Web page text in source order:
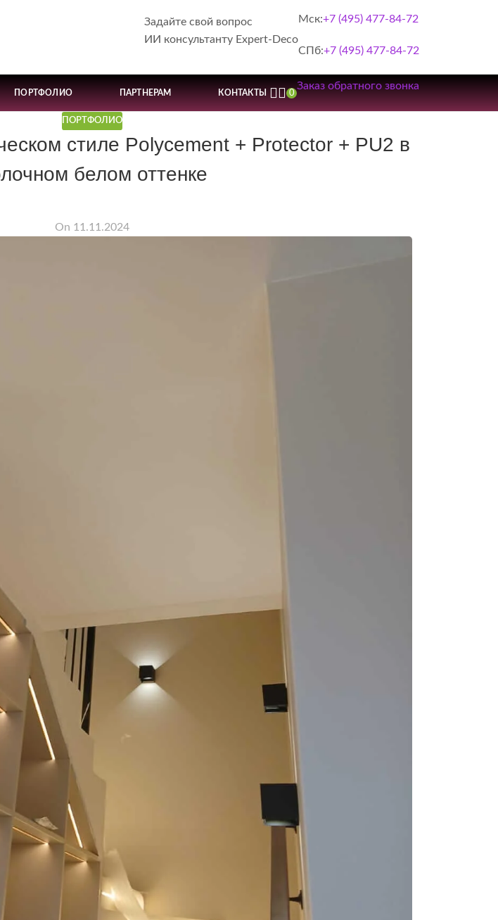
Задайте свой вопрос
ИИ консультанту Expert-Deco
Мск:+7 (495) 477-84-72
СПб:+7 (495) 477-84-72
ПОРТФОЛИО ПАРТНЕРАМ КОНТАКТЫ 0
Заказ обратного звонка
ПОРТФОЛИО
стиле Polycement + Protector + PU2 в
белом оттенке
On 11.11.2024